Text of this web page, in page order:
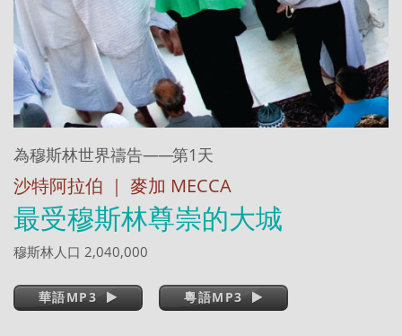
為穆斯林世界禱告——第1天
沙特阿拉伯 ｜ 麥加 MECCA
最受穆斯林尊崇的大城
穆斯林人口 2,040,000
華語MP3 粵語MP3